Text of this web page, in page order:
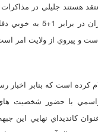
هستند جليلي در
از حق مسلم مردم ايران
و پيروي از ولايت امر
است که بنابر اخبار
با حضور شخصيت هاي
کانديداي نهايي اين